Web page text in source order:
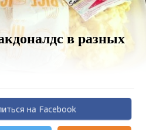
в разных
на Facebook